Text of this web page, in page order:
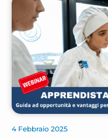
4 Febbraio 2025